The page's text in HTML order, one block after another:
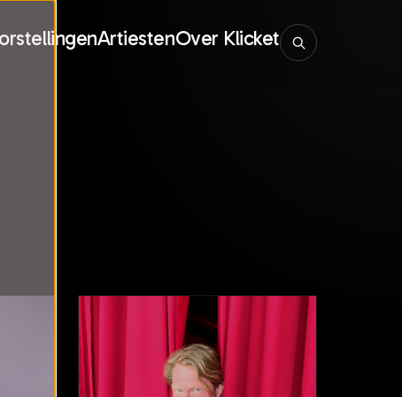
ArtiestenOver Klicket